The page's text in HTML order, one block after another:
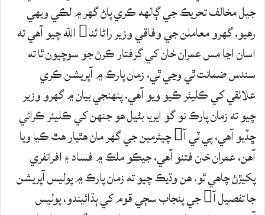
جيل مخالف تحريڪ جي ڳالهه ڪري پاڻ گهر ۾ لڪي ويهي
رهيو. گهرو معاملن جي وفاقي وزير راڻا ثنا الله چيو آهي ته
اسان اڃا مس عمران خان کي گرفتار ڪرڻ جو سوچيون ٿا ته
سندس ضمانت ٿي وڃي ٿي، زمان پارڪ ۾ آپريشن ڪري
علائقي کي ڪليئر ڪيو ويو آهي. پنهنجي بيان ۾ گهرو وزير
چيو ته زمان پارڪ نو گو ايريا بڻيل هو جنهن کي ڪليئر ڪرائي
ڇڏيو آهي، پي ٽي آ چيئرمين جي گهر مان هٿيار هٿ ڪيا ويا
آهن، عمران خان فتنو آهي، جيڪو ملڪ ۾ فساد ۽ افراتفري
پکيڙڻ چاهي ٿو. هن وڌيڪ چيو ته زمان پارڪ ۾ پوليس آپريشن
جا تفصيل آ جي پنجاب سڄي قوم کي ٻڌائيندو، پوليس